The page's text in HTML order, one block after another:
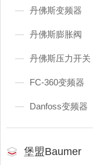
丹佛斯变频器
丹佛斯膨胀阀
丹佛斯压力开关
FC-360变频器
Danfoss变频器
堡盟Baumer